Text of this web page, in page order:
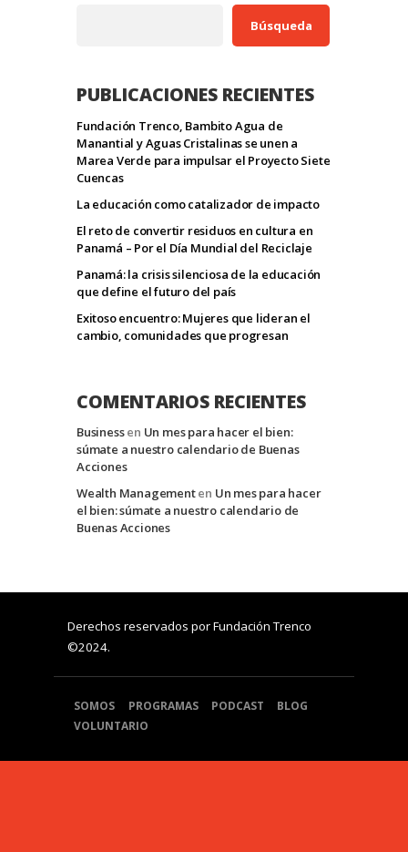
Búsqueda
PUBLICACIONES RECIENTES
Fundación Trenco, Bambito Agua de
Manantial y Aguas Cristalinas se unen a
Marea Verde para impulsar el Proyecto Siete
Cuencas
La educación como catalizador de impacto
El reto de convertir residuos en cultura en
Panamá – Por el Día Mundial del Reciclaje
Panamá: la crisis silenciosa de la educación
que define el futuro del país
Exitoso encuentro: Mujeres que lideran el
cambio, comunidades que progresan
COMENTARIOS RECIENTES
Businessen Un mes para hacer el bien:
súmate a nuestro calendario de Buenas
Acciones
Wealth Managementen Un mes para hacer
el bien: súmate a nuestro calendario de
Buenas Acciones
Derechos reservados por Fundación Trenco
©2024.
SOMOS PROGRAMAS PODCAST
BLOG
VOLUNTARIO